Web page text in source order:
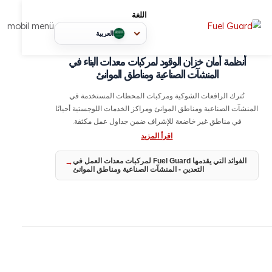
العربية
mobil menü
أمان خزان الوقود لمركبات معدات البناء في
المنشآت الصناعية ومناطق الموانئ
تُترك الرافعات الشوكية ومركبات المحطات المستخدمة في
الصناعية ومناطق الموانئ ومراكز الخدمات اللوجستية أحيانًا
في مناطق غير خاضعة للإشراف ضمن جداول عمل مكثفة.
اقرأ المزيد
الفوائد التي يقدمها Fuel Guard لمركبات معدات العمل في